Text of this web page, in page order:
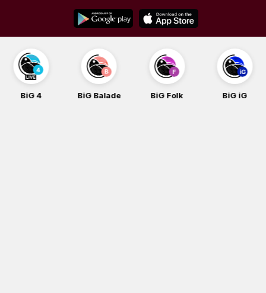
content
BiG 4 BiG Balade BiG Folk BiG iG